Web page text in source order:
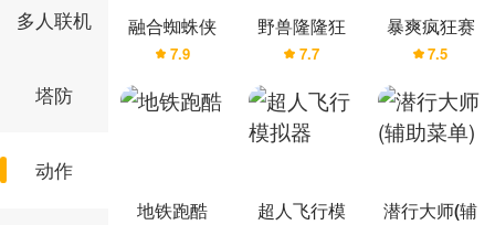
多人联机
塔防
动作
融合蜘蛛侠
汉化版(辅助
菜单)
7.9
野兽隆隆狂
野战争
7.7
暴爽疯狂赛
车(辅助菜单)
7.5
地铁跑酷
超人飞行模
潜行大师(辅